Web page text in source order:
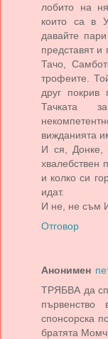
лобито на
които са в
давайте
представят и
Тачо,
трофеите.
друг
Тачката
вижданията
И ся, Донке,
хвалебствен
и колко си
идат.
И не, не съм
Отговор
Анонимен
ТРЯБВА да
спонсорска
братята